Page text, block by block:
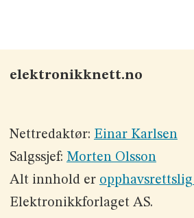
elektronikknett.no
Nettredaktør: Einar Karlsen
Salgssjef: Morten Olsson
Alt innhold er
Elektronikkforlaget AS.